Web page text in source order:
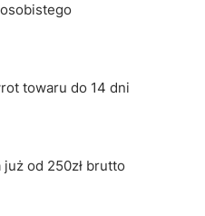
towaru do 14 dni
już od 250zł brutto